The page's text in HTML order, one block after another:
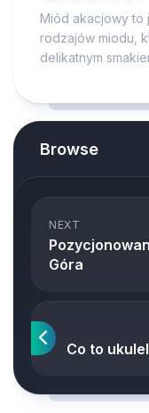
Miód akacjowy to
rodzajów miodu,
delikatnym
Browse
NEXT
Góra
Co to